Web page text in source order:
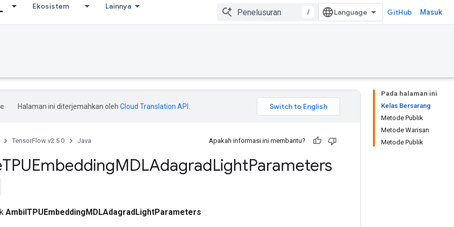
Ekosistem Lainnya
/ GitHub Masuk
Pada halaman ini
Kelas Bersarang
Metode Publik
Metode Warisan
Metode Publik
Halaman ini diterjemahkan oleh Cloud Translation API
TensorFlow v2.5.0 Java Apakah informasi ini membantu?
TPUEmbeddingMDLAdagradLightParameters
AmbilTPUEmbeddingMDLAdagradLightParameters